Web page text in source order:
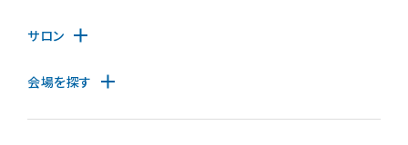
サロン
会場を探す